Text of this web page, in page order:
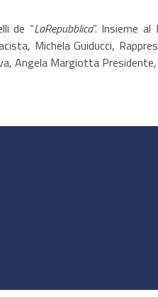
de “LaRepubblica”. Insieme
Michela Guiducci,
Angela Margiotta